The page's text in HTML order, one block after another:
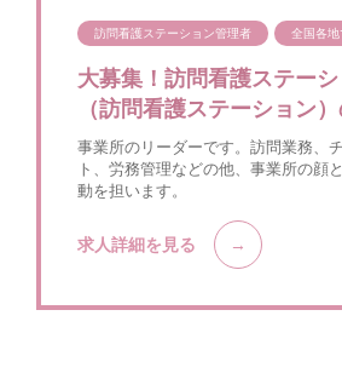
訪問看護ステーション管理者 全国各地
大募集！訪問看護ステー
（訪問看護ステーション
事業所のリーダーです。訪問業務、
ト、労務管理などの他、事業所の顔
動を担います。
求人詳細を見る